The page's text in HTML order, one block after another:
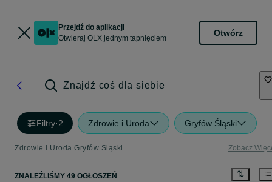
Przejdź do aplikacji
Otwieraj OLX jednym tapnięciem
Otwórz
Znajdź coś dla siebie
Filtry·2 Zdrowie i Uroda Gryfów Śląski
Zdrowie i Uroda Gryfów Śląski Zobacz
ZNALEŹLIŚMY 49 OGŁOSZEŃ